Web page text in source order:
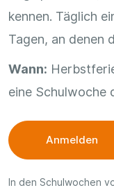
kennen. Täglich
Tagen, an denen
Wann:
eine Schulwoche
Anmelden
In den Schulwochen